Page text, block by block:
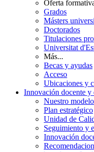
Oferta
Grados
Másters
Doctorados
Titulaciones
Universitat
Más...
Becas y ayudas
Acceso
Ubicaciones y
Innovación docente y
Nuestro
Plan estratégico
Unidad de
Seguimiento y
Innovación